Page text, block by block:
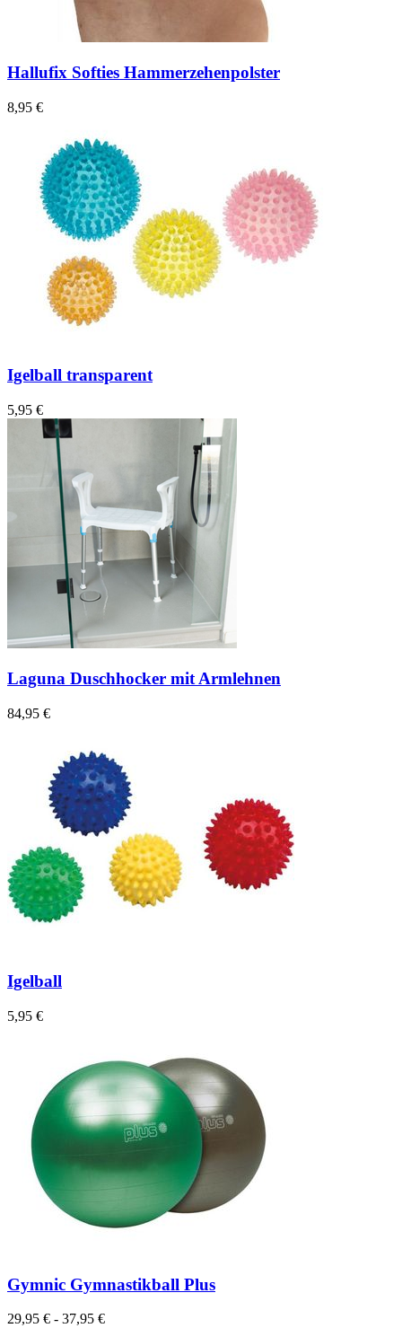
Hallufix Softies Hammerzehenpolster
8,95 €
Igelball transparent
5,95 €
Laguna Duschhocker mit Armlehnen
84,95 €
Igelball
5,95 €
Gymnic Gymnastikball Plus
29,95 € - 37,95 €